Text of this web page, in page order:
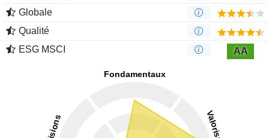
Globale
Qualité
ESG MSCI
AA